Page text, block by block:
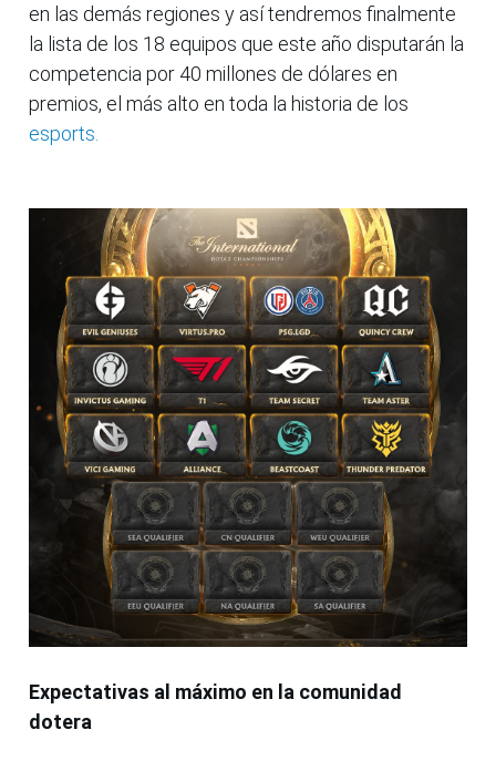
en las demás regiones y así tendremos finalmente
la lista de los 18 equipos que este año disputarán la
competencia por 40 millones de dólares en
premios, el más alto en toda la historia de los
esports.
Expectativas al máximo en la comunidad
dotera